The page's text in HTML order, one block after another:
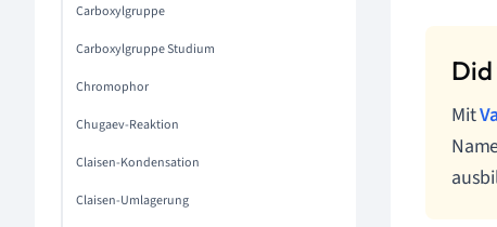
Carboxylgruppe
Carboxylgruppe Studium
Chromophor
Chugaev-Reaktion
Claisen-Kondensation
Claisen-Umlagerung
Mit